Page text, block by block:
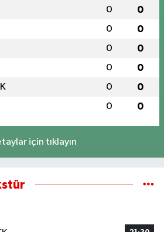
0 0
0 0
0 0
0 0
0 0
0 0
için tıklayın